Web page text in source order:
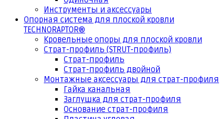
Инструменты и аксессуары
Опорная система для плоской кровли
TECHNORAPTOR®
Кровельные опоры для плоской кровли
Страт-профиль (STRUT-профиль)
Страт-профиль
Страт-профиль двойной
Монтажные аксессуары для страт-профиля
Гайка канальная
Заглушка для страт-профиля
Основание страт-профиля